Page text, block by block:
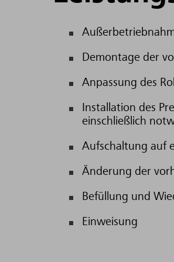
Demontage der
Anpassung des
Installation des
einschließlich
Aufschaltung auf
Änderung der
Befüllung und
Einweisung